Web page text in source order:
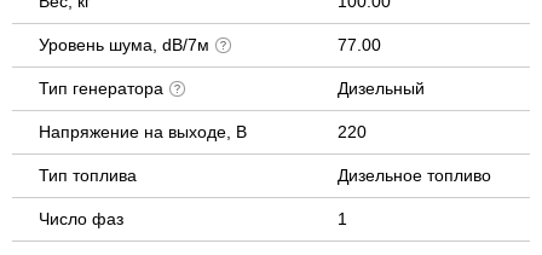
Уровень шума, dB/7м 77.00
Тип генератора Дизельный
Напряжение на выходе, В 220
Тип топлива Дизельное топливо
Число фаз 1